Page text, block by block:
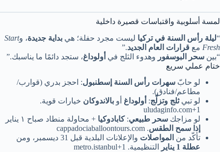
لمسة أسلوبية واقتباسات قصيرة داخلية
“ليلة رأس السنة في تركيا ليست مجرد حفلة؛ هي بداية جديدة، وStart
Fresh مع قرارات العام الجديد.”
“بين سحر البوسفور وهدوء الثلج في أولوداغ، ستجد دائمًا ما يناسبك.”
ختام عملي سريع
لو حابّ سهرات رأس السنة إسطنبول: احجز بدري (قوارب/
مطاعم/فنادق).
لو تبيثلج وتزلّج: أولوداغ أو بالاندوكان خيارات قوية.
uludaginfo.com+1
لو مزاجك سحر طبيعي: كابادوكيا + محاولة منطاد صباح ١ يناير
إذا سمح الطقس. cappadociaballoontours.com
تأكّد من المواصلات والإعلانات البلدية قبل 31 ديسمبر، ومن
عطلة 1 يناير
التنظيمية. metro.istanbul+1